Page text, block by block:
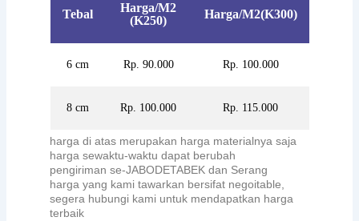
Tebal
Harga/M2
(K250)
Harga/M2(K300)
6 cm Rp. 90.000 Rp. 100.000
8 cm Rp. 100.000 Rp. 115.000
harga di atas merupakan harga materialnya saja
harga sewaktu-waktu dapat berubah
pengiriman se-JABODETABEK dan Serang
harga yang kami tawarkan bersifat negoitable,
segera hubungi kami untuk mendapatkan harga
terbaik